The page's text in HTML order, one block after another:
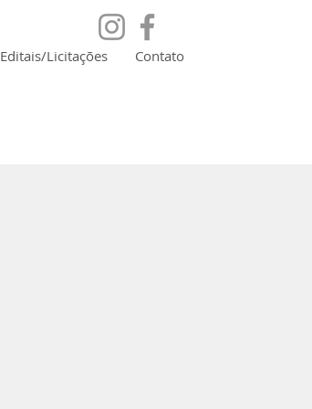
Editais/Licitações Contato